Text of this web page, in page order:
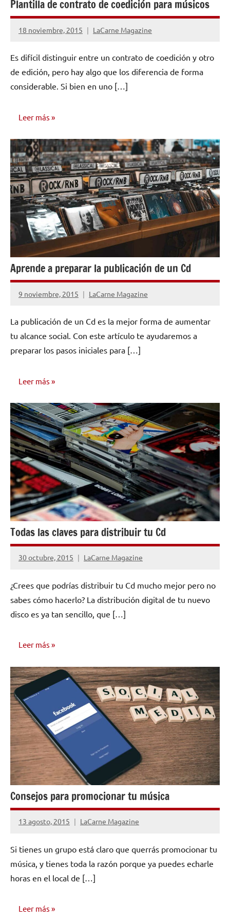
Plantilla de contrato de coedición para músicos
18 noviembre, 2015 LaCarne Magazine
No
comentarios
Es difícil distinguir entre un contrato de coedición y otro
de edición, pero hay algo que los diferencia de forma
considerable. Si bien en uno […]
Leer más
EDICIÓN Y
DISTRIBUCIÓN
Aprende a preparar la publicación de un Cd
9 noviembre, 2015 LaCarne Magazine
No
comentarios
La publicación de un Cd es la mejor forma de aumentar
tu alcance social. Con este artículo te ayudaremos a
preparar los pasos iniciales para […]
Leer más
EDICIÓN Y
DISTRIBUCIÓN
Todas las claves para distribuir tu Cd
30 octubre, 2015 LaCarne Magazine
No
comentarios
¿Crees que podrías distribuir tu Cd mucho mejor pero no
sabes cómo hacerlo? La distribución digital de tu nuevo
disco es ya tan sencillo, que […]
Leer más
EDICIÓN Y
DISTRIBUCIÓN
Consejos para promocionar tu música
13 agosto, 2015 LaCarne Magazine
No
comentarios
Si tienes un grupo está claro que querrás promocionar tu
música, y tienes toda la razón porque ya puedes echarle
horas en el local de […]
Leer más